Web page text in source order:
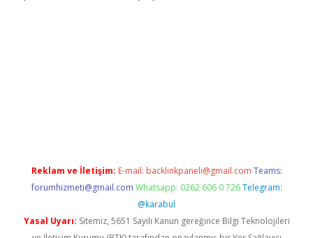
Reklam ve İletişim: E-mail: backlinkpaneli@gmail.com Teams:
forumhizmeti@gmail.com Whatsapp: 0262 606 0 726 Telegram:
@karabul
Yasal Uyarı: Sitemiz, 5651 Sayılı Kanun gereğince Bilgi Teknolojileri